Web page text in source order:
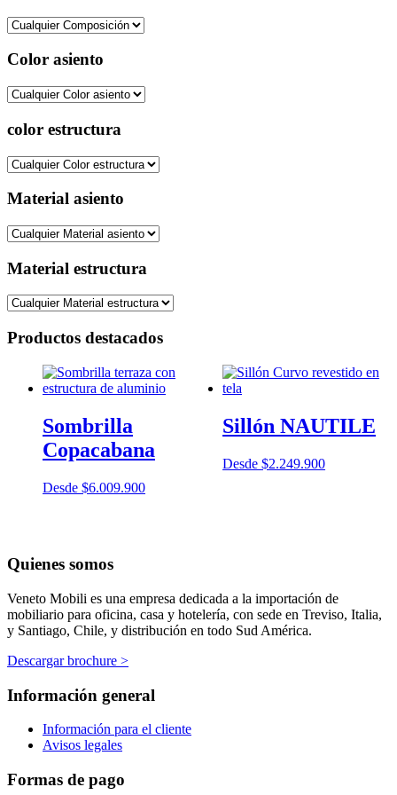
Color asiento
color estructura
Material asiento
Material estructura
Productos destacados
Sombrilla
Copacabana
Desde $6.009.900
Sillón NAUTILE
Desde$2.249.900
Quienes somos
Veneto Mobili es una empresa dedicada a la importación de
mobiliario para oficina, casa y hotelería, con sede en Treviso, Italia,
y Santiago, Chile, y distribución en todo Sud América.
Descargar brochure >
Información general
Información para el cliente
Avisos legales
Formas de pago